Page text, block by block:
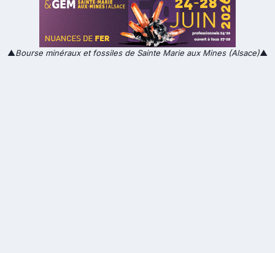
▲Bourse minéraux et fossiles de Sainte Marie aux Mines (Alsace)▲